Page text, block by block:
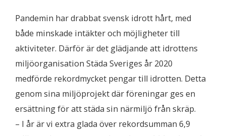
Pandemin har drabbat svensk idrott hårt, med
både minskade intäkter och möjligheter till
aktiviteter. Därför är det glädjande att idrottens
miljöorganisation Städa Sveriges år 2020
medförde rekordmycket pengar till idrotten. Detta
genom sina miljöprojekt där föreningar ges en
ersättning för att städa sin närmiljö från skräp.
– I år är vi extra glada över rekordsumman 6,9